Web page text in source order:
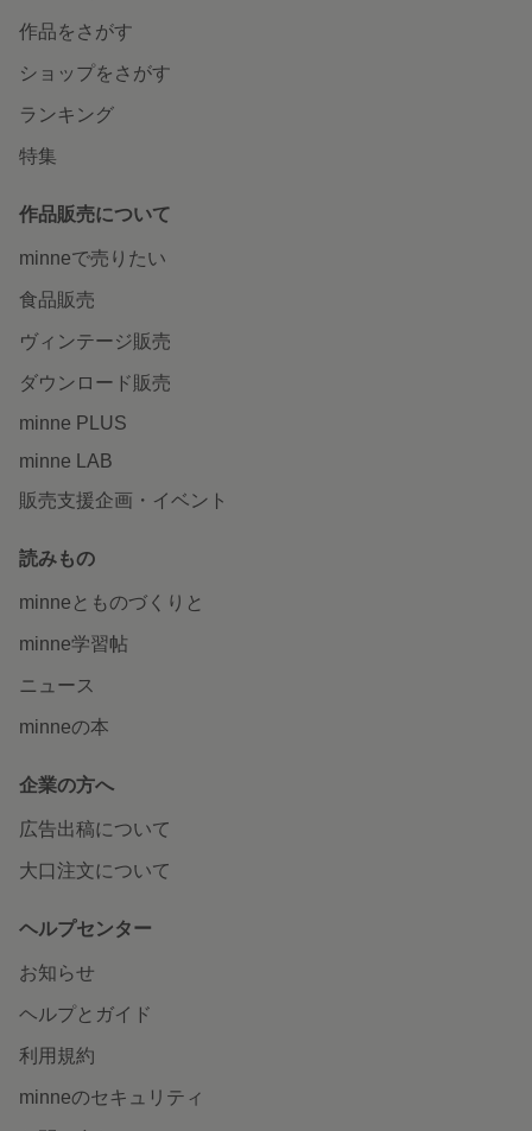
作品をさがす
ショップをさがす
ランキング
特集
作品販売について
minneで売りたい
食品販売
ヴィンテージ販売
ダウンロード販売
minne PLUS
minne LAB
販売支援企画・イベント
読みもの
minneとものづくりと
minne学習帖
ニュース
minneの本
企業の方へ
広告出稿について
大口注文について
ヘルプセンター
お知らせ
ヘルプとガイド
利用規約
minneのセキュリティ